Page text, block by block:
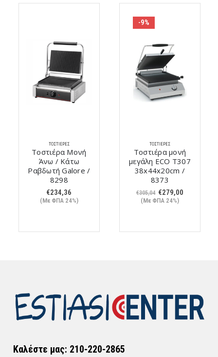
ΤΟΣΤΙΈΡΕΣ
Τοστιέρα Μονή
Άνω / Κάτω
Ραβδωτή Galore /
8298
€234,36
(Με ΦΠΑ 24%)
-9%
ΤΟΣΤΙΈΡΕΣ
Τοστιέρα μονή
μεγάλη ECO Τ307
38x44x20cm /
8373
€305,04 Original
price
€279,00Η
(Με ΦΠΑ 24%)
Καλέστε μας: 210-220-2865